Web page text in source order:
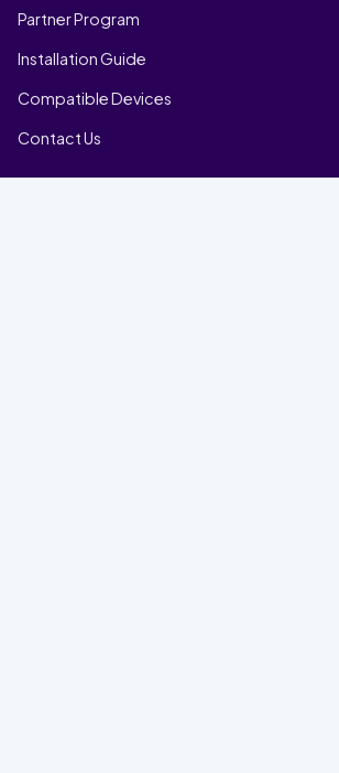
Partner Program
Installation Guide
Compatible Devices
Contact Us